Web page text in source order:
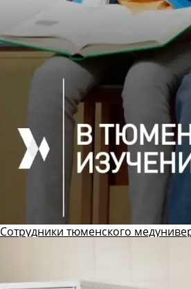
Сотрудники тюменского